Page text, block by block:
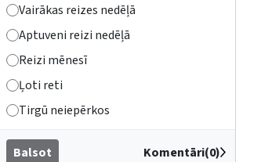
Vairākas reizes nedēļā
Aptuveni reizi nedēļā
Reizi mēnesī
Ļoti reti
Tirgū neiepērkos
Balsot Komentāri(0)